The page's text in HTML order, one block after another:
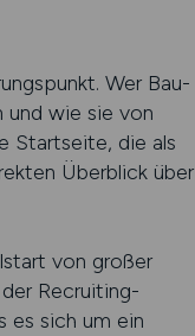
Wer Bau-
und wie sie von
Startseite, die als
Überblick über
von großer
Recruiting-
es sich um ein